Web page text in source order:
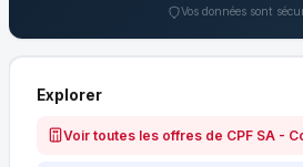
Vos données sont
Explorer